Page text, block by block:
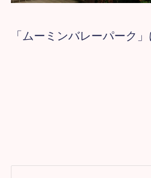
「ムーミンバレーパーク」